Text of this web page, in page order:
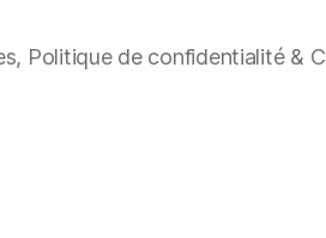
Politique de confidentialité &